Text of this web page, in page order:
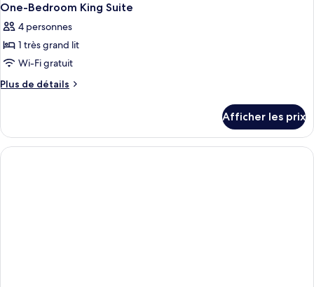
One-Bedroom King Suite
4 personnes
1 très grand lit
Wi-Fi gratuit
Plus de détails
Plus
One-
Bedroom
King
Afficher les prix